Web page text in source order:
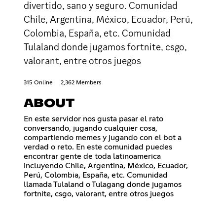
divertido, sano y seguro. Comunidad
Chile, Argentina, México, Ecuador, Perú,
Colombia, España, etc. Comunidad
Tulaland donde jugamos fortnite, csgo,
valorant, entre otros juegos
315 Online 2,362 Members
ABOUT
En este servidor nos gusta pasar el rato
conversando, jugando cualquier cosa,
compartiendo memes y jugando con el bot a
verdad o reto. En este comunidad puedes
encontrar gente de toda latinoamerica
incluyendo Chile, Argentina, México, Ecuador,
Perú, Colombia, España, etc. Comunidad
llamada Tulaland o Tulagang donde jugamos
fortnite, csgo, valorant, entre otros juegos